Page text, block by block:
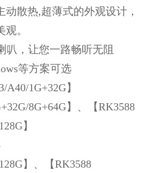
散热,超薄式的外观设计，
。
叭，让您一路畅听无阻
等方案可选
1G+32G】
8G+64G】、【RK3588
】
】、【RK3588